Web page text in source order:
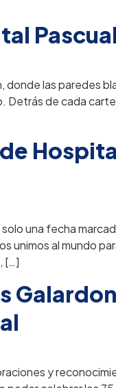
donde las paredes
Detrás de cada
una fecha
unimos al mundo
[…]
y